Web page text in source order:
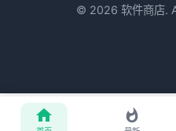
© 2026 软件商店.